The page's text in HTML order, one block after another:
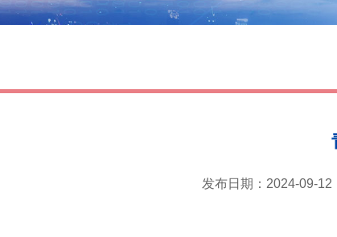
发布日期：2024-09-12